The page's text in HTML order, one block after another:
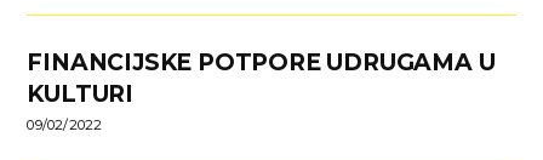
FINANCIJSKE POTPORE UDRUGAMA U
KULTURI
09/02/2022